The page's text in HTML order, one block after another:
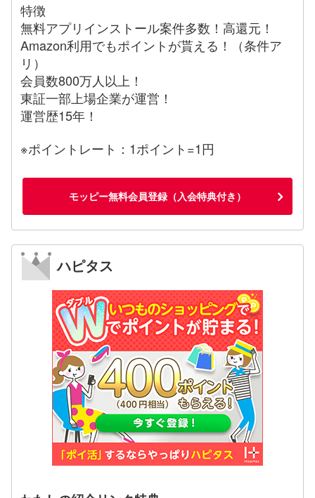
特徴
無料アプリインストール案件多数！高還元！
Amazon利用でもポイントが貰える！（条件ア
リ）
会員数800万人以上！
東証一部上場企業が運営！
運営歴15年！
※ポイントレート：1ポイント=1円
モッピー無料会員登録（入会特典付き）
ハピタス